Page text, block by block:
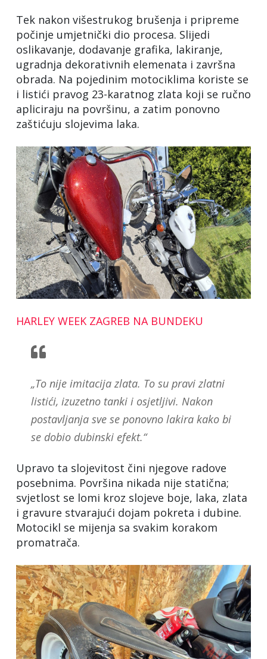
Tek nakon višestrukog brušenja i pripreme
počinje umjetnički dio procesa. Slijedi
oslikavanje, dodavanje grafika, lakiranje,
ugradnja dekorativnih elemenata i završna
obrada. Na pojedinim motociklima koriste se
i listići pravog 23-karatnog zlata koji se ručno
apliciraju na površinu, a zatim ponovno
zaštićuju slojevima laka.
HARLEY WEEK ZAGREB NA BUNDEKU
„To nije imitacija zlata. To su pravi zlatni
listići, izuzetno tanki i osjetljivi. Nakon
postavljanja sve se ponovno lakira kako bi
se dobio dubinski efekt.“
Upravo ta slojevitost čini njegove radove
posebnima. Površina nikada nije statična;
svjetlost se lomi kroz slojeve boje, laka, zlata
i gravure stvarajući dojam pokreta i dubine.
Motocikl se mijenja sa svakim korakom
promatrača.